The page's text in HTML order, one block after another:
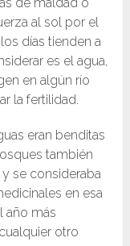
al sol por el
días tienden a
es el agua,
en algún río
la fertilidad.
eran benditas
también
se consideraba
en esa
año más
otro